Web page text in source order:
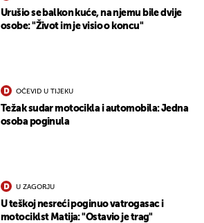
Urušio se balkon kuće, na njemu bile dvije
osobe: "Život im je visio o koncu"
OČEVID U TIJEKU
Težak sudar motocikla i automobila: Jedna
osoba poginula
U ZAGORJU
U teškoj nesreći poginuo vatrogasac i
motociklst Matija: "Ostavio je trag"